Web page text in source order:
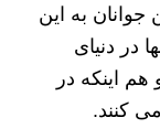
جوانان به این
در دنیای
اینکه در
کنند.